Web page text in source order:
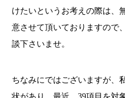
けたいというお考えの際は、
意させて頂いておりますので
談下さいませ。
ちなみにではございますが、